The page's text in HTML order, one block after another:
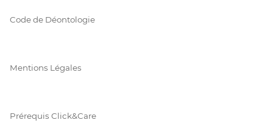
Code de Déontologie
Mentions Légales
Prérequis Click&Care